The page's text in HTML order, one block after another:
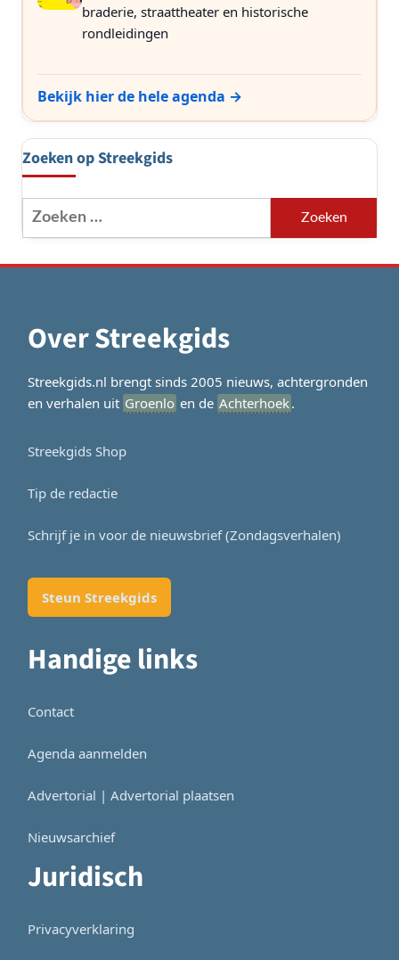
braderie, straattheater en historische
rondleidingen
Bekijk hier de hele agenda →
Zoeken op Streekgids
Zoeken
naar:
Over Streekgids
Streekgids.nl brengt sinds 2005 nieuws, achtergronden
en verhalen uit Groenlo en de Achterhoek.
Streekgids Shop
Tip de redactie
Schrijf je in voor de nieuwsbrief (Zondagsverhalen)
Steun Streekgids
Handige links
Contact
Agenda aanmelden
Advertorial | Advertorial plaatsen
Nieuwsarchief
Juridisch
Privacyverklaring